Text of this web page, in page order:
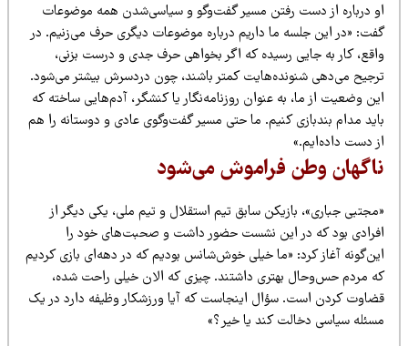
درباره از دست رفتن مسیر گفت‌وگو و سیاسی‌شدن همه موضوعات
«در این جلسه ما داریم درباره موضوعات دیگری حرف می‌زنیم. در
کار به جایی رسیده که اگر بخواهی حرف جدی و درست بزنی،
می‌دهی شنونده‌هایت کمتر باشند، چون دردسرش بیشتر می‌شود.
وضعیت از ما، به عنوان روزنامه‌نگار یا کنشگر، آدم‌هایی ساخته که
مدام بندبازی کنیم. ما حتی مسیر گفت‌وگوی عادی و دوستانه را هم
دست داده‌ایم.»
وطن فراموش می‌شود
جباری»، بازیکن سابق تیم استقلال و تیم ملی، یکی دیگر از
بود که در این نشست حضور داشت و صحبت‌های خود را
آغاز کرد: «ما خیلی خوش‌شانس بودیم که در دهه‌ای بازی کردیم
مردم حس‌وحال بهتری داشتند. چیزی که الان خیلی راحت شده،
کردن است. سؤال اینجاست که آیا ورزشکار وظیفه دارد در یک
سیاسی دخالت کند یا خیر؟»